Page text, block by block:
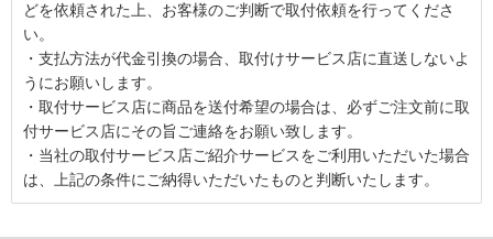
どを依頼された上、お客様のご判断で取付依頼を行ってくださ
い。
・支払方法が代金引換の場合、取付けサービス店に直送しないよ
うにお願いします。
・取付サービス店に商品を送付希望の場合は、必ずご注文前に取
付サービス店にその旨ご連絡をお願い致します。
・当社の取付サービス店ご紹介サービスをご利用いただいた場合
は、上記の条件にご納得いただいたものと判断いたします。